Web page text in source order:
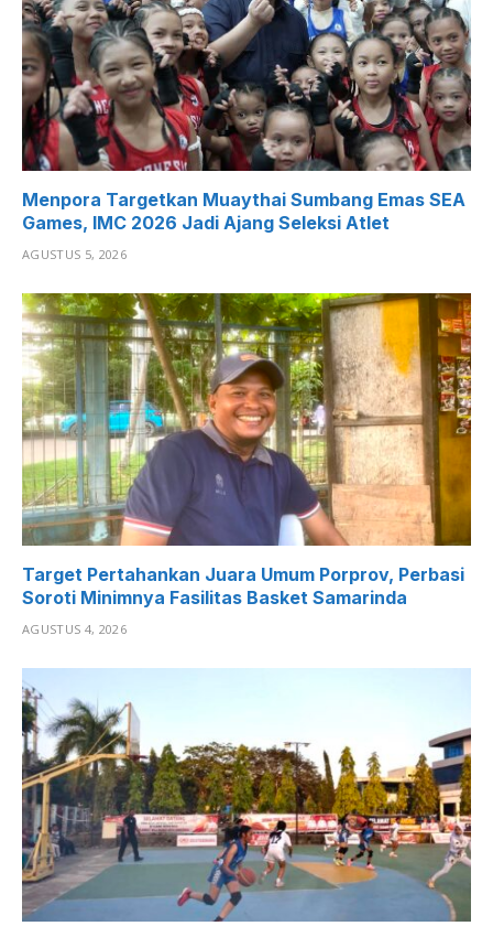
Menpora Targetkan Muaythai Sumbang Emas SEA
Games, IMC 2026 Jadi Ajang Seleksi Atlet
AGUSTUS 5, 2026
Target Pertahankan Juara Umum Porprov, Perbasi
Soroti Minimnya Fasilitas Basket Samarinda
AGUSTUS 4, 2026